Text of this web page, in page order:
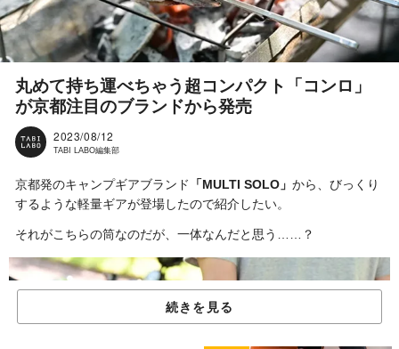
丸めて持ち運べちゃう超コンパクト「コンロ」
が京都注目のブランドから発売
2023/08/12
TABI LABO編集部
京都発のキャンプギアブランド 「MULTI SOLO」 から、びっくり
するような軽量ギアが登場したので紹介したい。
それがこちらの筒なのだが、一体なんだと思う……？
続きを見る